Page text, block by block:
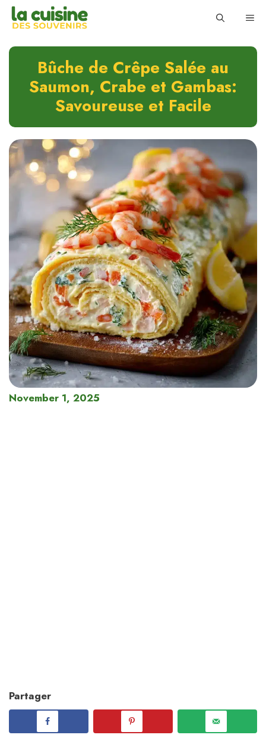
Skip
Bûche de Crêpe Salée au
Saumon, Crabe et Gambas:
Savoureuse et Facile
November 1, 2025
Partager